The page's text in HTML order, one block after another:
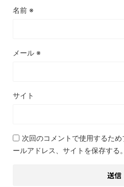
名前 ※
メール ※
サイト
次回のコメントで使用するた
ールアドレス、サイトを保存する。